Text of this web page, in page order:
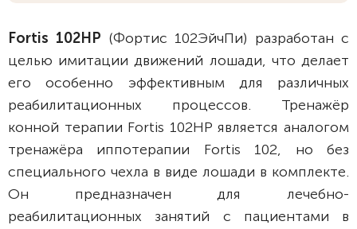
Fortis 102HP (Фортис 102ЭйчПи) разработан с
целью имитации движений лошади, что делает
его особенно эффективным для различных
реабилитационных процессов. Тренажёр
конной терапии Fortis 102HP является аналогом
тренажёра иппотерапии
Fortis 102, но без
специального чехла в виде лошади в комплекте.
Он предназначен для лечебно-
реабилитационных занятий с пациентами в